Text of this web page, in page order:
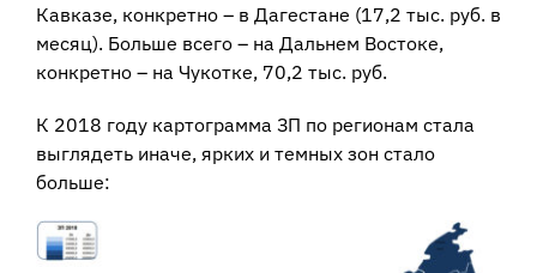
Кавказе, конкретно – в Дагестане (17,2 тыс. руб. в
месяц). Больше всего – на Дальнем Востоке,
конкретно – на Чукотке, 70,2 тыс. руб.
К 2018 году картограмма ЗП по регионам стала
выглядеть иначе, ярких и темных зон стало
больше: